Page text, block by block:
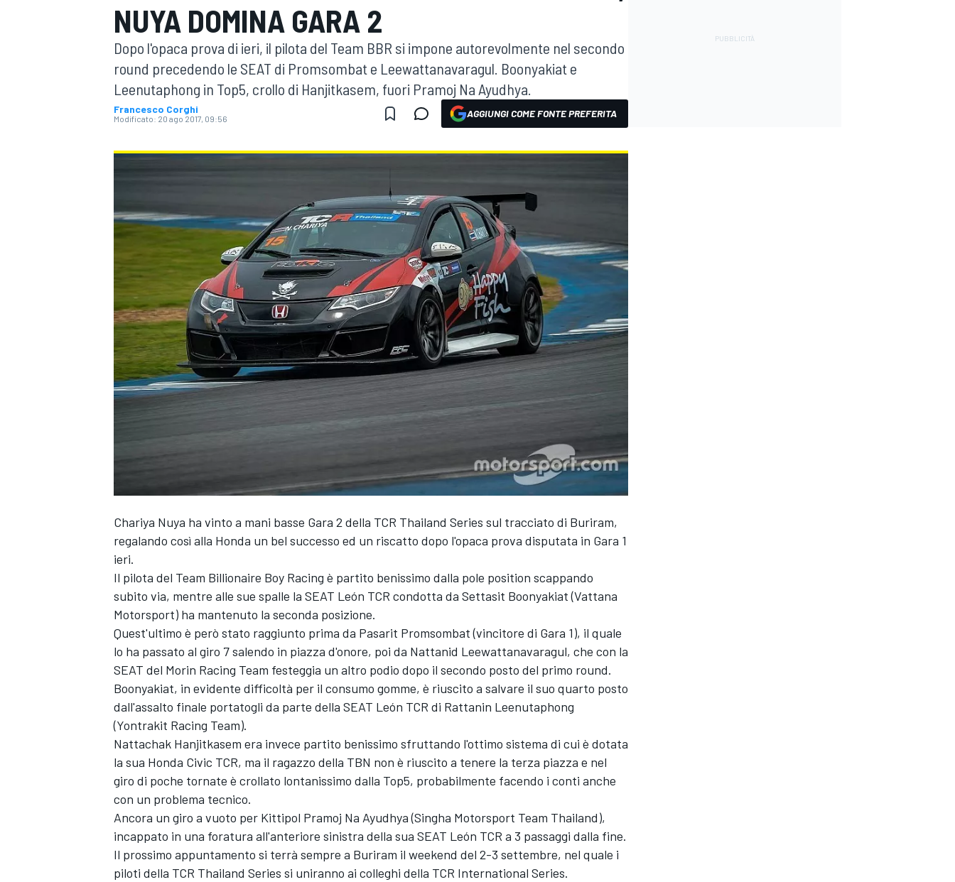
MOTOGP WEC
MONOPOSTO
NUYA DOMINA GARA 2
Dopo l'opaca prova di ieri, il pilota del Team BBR si impone autorevolmente nel secondo
round precedendo le SEAT di Promsombat e Leewattanavaragul. Boonyakiat e
Leenutaphong in Top5, crollo di Hanjitkasem, fuori Pramoj Na Ayudhya.
Francesco Corghi
Modificato: 20 ago 2017, 09:56 AGGIUNGI COME FONTE PREFERITA
Chariya Nuya ha vinto a mani basse Gara 2 della TCR Thailand Series sul tracciato di Buriram,
regalando così alla Honda un bel successo ed un riscatto dopo l'opaca prova disputata in Gara 1
ieri.
Il pilota del Team Billionaire Boy Racing è partito benissimo dalla pole position scappando
subito via, mentre alle sue spalle la SEAT León TCR condotta da Settasit Boonyakiat (Vattana
Motorsport) ha mantenuto la seconda posizione.
Quest'ultimo è però stato raggiunto prima da Pasarit Promsombat (vincitore di Gara 1), il quale
lo ha passato al giro 7 salendo in piazza d'onore, poi da Nattanid Leewattanavaragul, che con la
SEAT del Morin Racing Team festeggia un altro podio dopo il secondo posto del primo round.
Boonyakiat, in evidente difficoltà per il consumo gomme, è riuscito a salvare il suo quarto posto
dall'assalto finale portatogli da parte della SEAT León TCR di Rattanin Leenutaphong
(Yontrakit Racing Team).
Nattachak Hanjitkasem era invece partito benissimo sfruttando l'ottimo sistema di cui è dotata
la sua Honda Civic TCR, ma il ragazzo della TBN non è riuscito a tenere la terza piazza e nel
giro di poche tornate è crollato lontanissimo dalla Top5, probabilmente facendo i conti anche
con un problema tecnico.
Ancora un giro a vuoto per Kittipol Pramoj Na Ayudhya (Singha Motorsport Team Thailand),
incappato in una foratura all'anteriore sinistra della sua SEAT León TCR a 3 passaggi dalla fine.
Il prossimo appuntamento si terrà sempre a Buriram il weekend del 2-3 settembre, nel quale i
piloti della TCR Thailand Series si uniranno ai colleghi della TCR International Series.